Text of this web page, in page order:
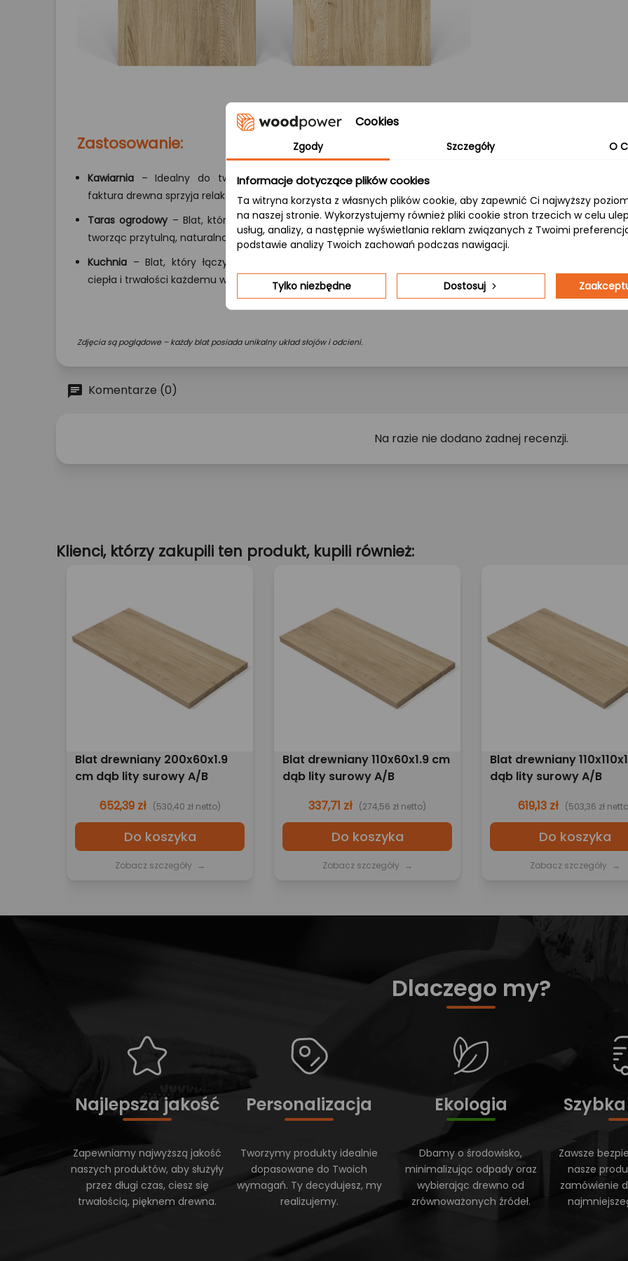
Zastosowanie:
Kawiarnia – Idealny do tworzenia przyjaznej atmosfery, gdzie naturalna
faktura drewna sprzyja relaksowi i swobodnym rozmowom.
Taras ogrodowy – Blat, który doskonale komponuje się z zielenią i światłem,
tworząc przytulną, naturalną zadaszoną przestrzeń do wypoczynku.
Kuchnia – Blat, który łączy funkcjonalność z naturalnym stylem, dodając
ciepła i trwałości każdemu wnętrzu, gdzie gotowanie staje się przyjemnością.
Biurka
Blaty
Zdjęcia są poglądowe – każdy blat posiada unikalny układ słojów i odcieni.
Komentarze (0)
Na razie nie dodano żadnej recenzji.
Klienci, którzy zakupili ten produkt, kupili również:
Blat drewniany 200x60x1.9
cm dąb lity surowy A/B
652,39 zł (530,40 zł netto)
Do koszyka
Zobacz szczegóły →
Blat drewniany 110x60x1.9 cm
dąb lity surowy A/B
337,71 zł (274,56 zł netto)
Do koszyka
Zobacz szczegóły →
Blat drewniany
dąb lity surowy A/B
619,13 zł (503,36 zł
Do koszyka
Zobacz szczegóły →
Dlaczego my?
Najlepsza jakość
Zapewniamy najwyższą jakość
naszych produktów, aby służyły
przez długi czas, ciesz się
trwałością, pięknem drewna.
Personalizacja
Tworzymy produkty idealnie
dopasowane do Twoich
wymagań. Ty decydujesz, my
realizujemy.
Ekologia
Dbamy o środowisko,
minimalizując odpady oraz
wybierając drewno od
zrównoważonych źródeł.
Zawsze
nasze
zamówienie
Cookies
Zgody Szczegóły O
Informacje dotyczące plików cookies
Ta witryna korzysta z własnych plików cookie, aby zapewnić Ci najwyższy
na naszej stronie. Wykorzystujemy również pliki cookie stron trzecich w celu
usług, analizy, a następnie wyświetlania reklam związanych z Twoimi
podstawie analizy Twoich zachowań podczas nawigacji.
Tylko niezbędne Dostosuj